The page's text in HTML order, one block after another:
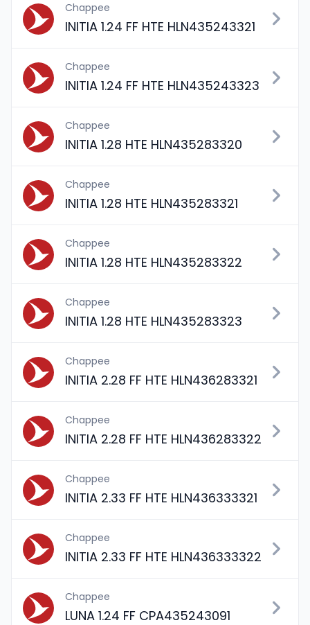
Chappee
INITIA 1.24 FF HTE HLN435243321
Chappee
INITIA 1.24 FF HTE HLN435243323
Chappee
INITIA 1.28 HTE HLN435283320
Chappee
INITIA 1.28 HTE HLN435283321
Chappee
INITIA 1.28 HTE HLN435283322
Chappee
INITIA 1.28 HTE HLN435283323
Chappee
INITIA 2.28 FF HTE HLN436283321
Chappee
INITIA 2.28 FF HTE HLN436283322
Chappee
INITIA 2.33 FF HTE HLN436333321
Chappee
INITIA 2.33 FF HTE HLN436333322
Chappee
LUNA 1.24 FF CPA435243091